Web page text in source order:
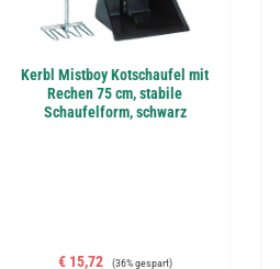
Kerbl Mistboy Kotschaufel mit
Rechen 75 cm, stabile
Schaufelform, schwarz
Verkaufspreis:
€ 15,72 Regulärer Preis:
(36% gespart)